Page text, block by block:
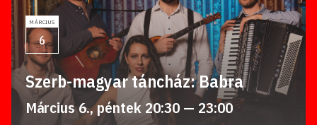
MÁRCIUS
6
Szerb-magyar táncház: Babra
Március 6., péntek 20:30 — 23:00